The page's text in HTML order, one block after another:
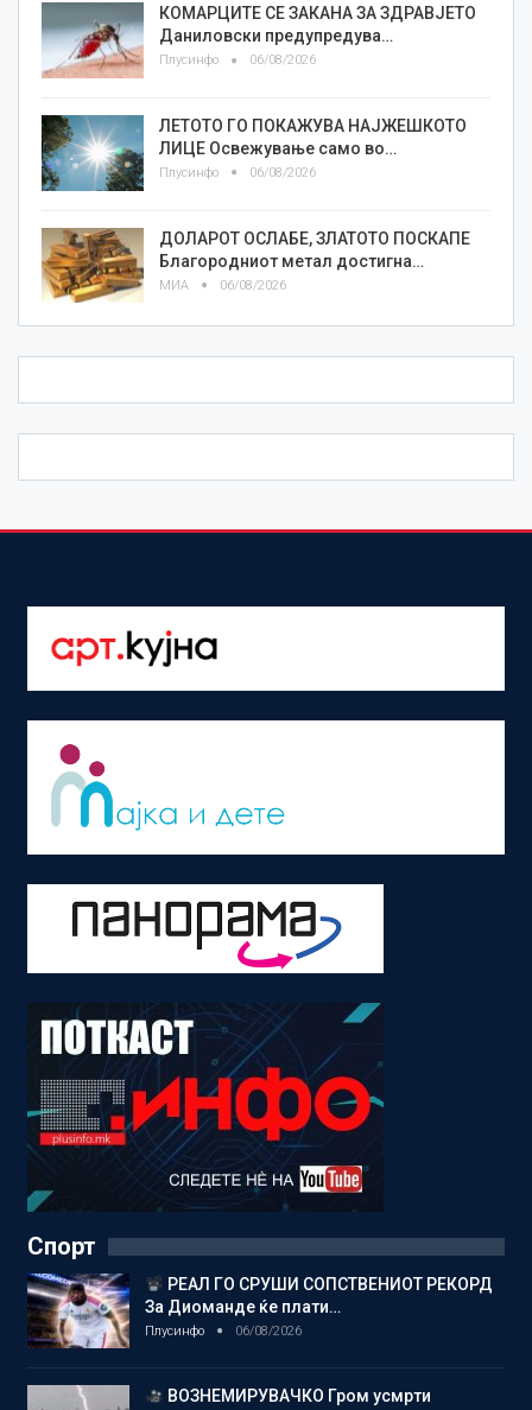
КОМАРЦИТЕ СЕ ЗАКАНА ЗА ЗДРАВЈЕТО
Даниловски предупредува…
Плусинфо 06/08/2026
ЛЕТОТО ГО ПОКАЖУВА НАЈЖЕШКОТО
ЛИЦE Освежување само во…
Плусинфо 06/08/2026
ДОЛАРОТ ОСЛАБЕ, ЗЛАТОТО ПОСКАПЕ
Благородниот метал достигна…
МИА 06/08/2026
Спорт
РЕАЛ ГО СРУШИ СОПСТВЕНИОТ РЕКОРД
За Диоманде ќе плати…
Плусинфо 06/08/2026
ВОЗНЕМИРУВАЧКО Гром усмрти